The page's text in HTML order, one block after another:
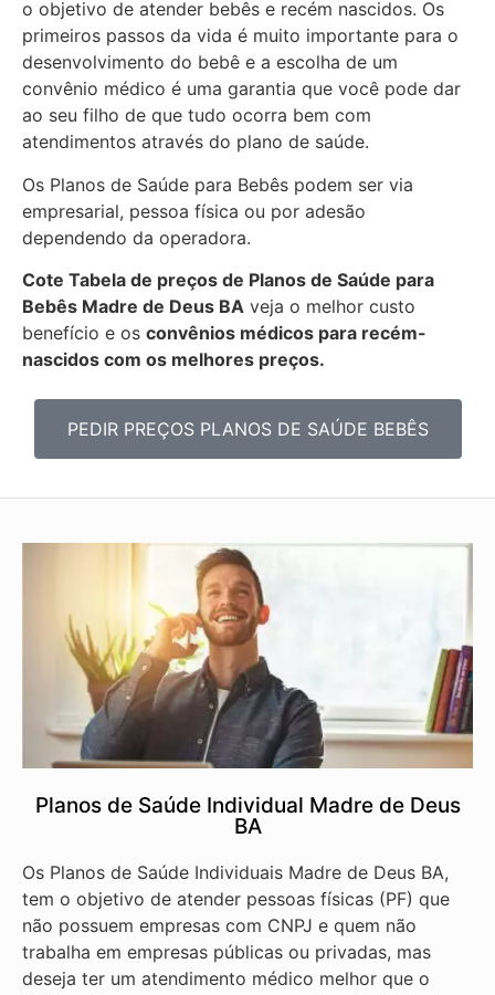
o objetivo de atender bebês e recém nascidos. Os
primeiros passos da vida é muito importante para o
desenvolvimento do bebê e a escolha de um
convênio médico é uma garantia que você pode dar
ao seu filho de que tudo ocorra bem com
atendimentos através do plano de saúde.
Os Planos de Saúde para Bebês podem ser via
empresarial, pessoa física ou por adesão
dependendo da operadora.
Cote Tabela de preços de Planos de Saúde para
Bebês Madre de Deus BA veja o melhor custo
benefício e os convênios médicos para recém-
nascidos com os melhores preços.
PEDIR PREÇOS PLANOS DE SAÚDE BEBÊS
Planos de Saúde Individual Madre de Deus
BA
Os Planos de Saúde Individuais Madre de Deus BA,
tem o objetivo de atender pessoas físicas (PF) que
não possuem empresas com CNPJ e quem não
trabalha em empresas públicas ou privadas, mas
deseja ter um atendimento médico melhor que o